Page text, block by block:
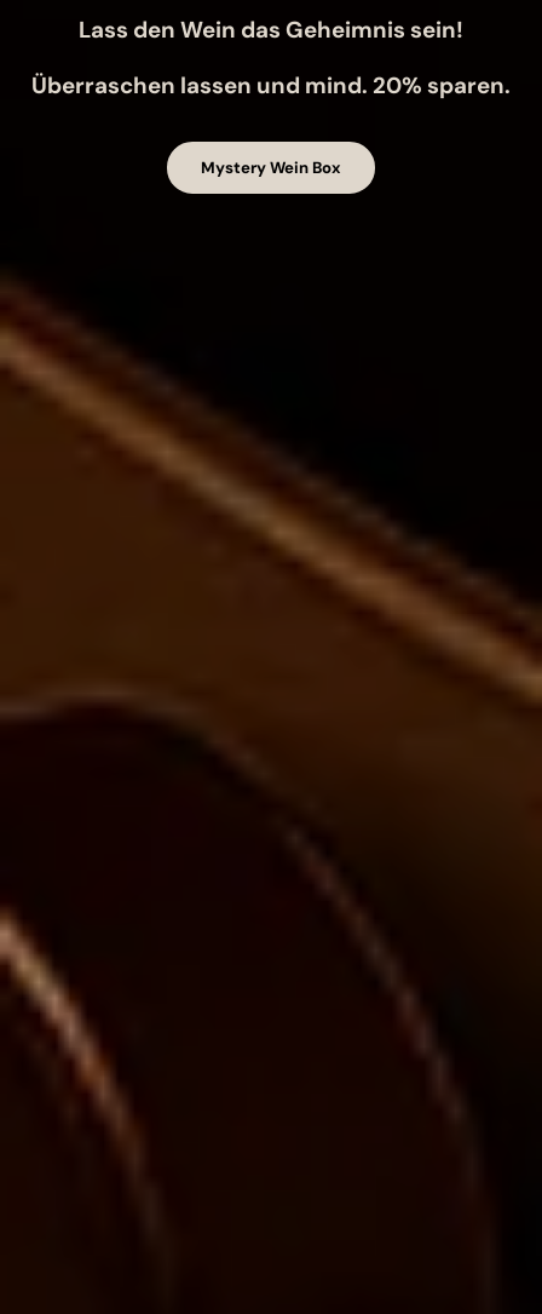
Lass den Wein das Geheimnis sein!
Überraschen lassen und mind. 20% sparen.
Mystery Wein Box